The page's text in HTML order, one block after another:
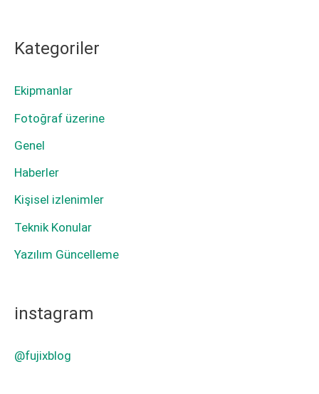
Dalgası
Sorun:
Dalgası
Bozulması
Kategoriler
Ekipmanlar
Fotoğraf üzerine
Genel
Haberler
Kişisel izlenimler
Teknik Konular
Yazılım Güncelleme
instagram
@fujixblog